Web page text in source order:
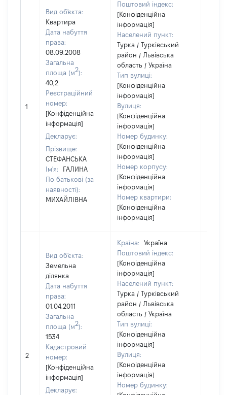
1
Вид об'єкта:
Квартира
Дата набуття
права:
08.09.2008
Загальна
площа (м2):
40,2
Реєстраційний
номер:
[Конфіденційна
інформація]
Декларує:
Прізвище:
СТЕФАНСЬКА
Ім'я:
ГАЛИНА
По батькові (за
наявності):
МИХАЙЛІВНА
Поштовий індекс:
[Конфіденційна
інформація]
Населений пункт:
Турка / Турківський
район / Львівська
область / Україна
Тип вулиці:
[Конфіденційна
інформація]
Вулиця:
[Конфіденційна
інформація]
Номер будинку:
[Конфіденційна
інформація]
Номер корпусу:
[Конфіденційна
інформація]
Номер квартири:
[Конфіденційна
інформація]
2
Вид об'єкта:
Земельна
ділянка
Дата набуття
права:
01.04.2011
Загальна
площа (м2):
1534
Кадастровий
номер:
[Конфіденційна
інформація]
Декларує:
Країна:
Україна
Поштовий індекс:
[Конфіденційна
інформація]
Населений пункт:
Турка / Турківський
район / Львівська
область / Україна
Тип вулиці:
[Конфіденційна
інформація]
Вулиця:
[Конфіденційна
інформація]
Номер будинку: